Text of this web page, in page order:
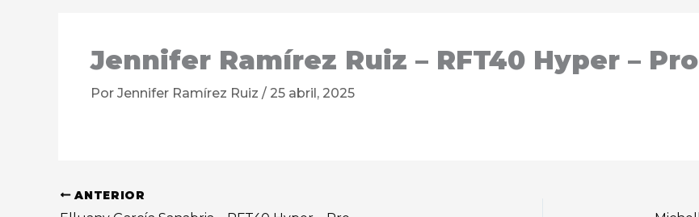
Jennifer Ramírez Ruiz – RFT40 Hyper – Pro
Por Jennifer Ramírez Ruiz / 25 abril, 2025
ANTERIOR